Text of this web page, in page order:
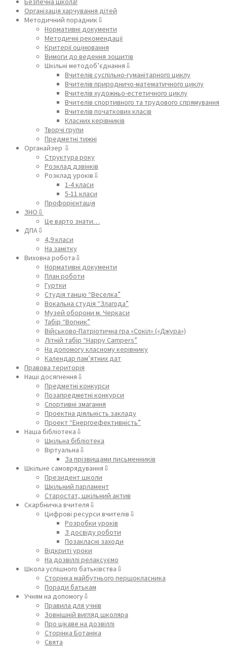
Організація харчування дітей
Методичний порадник⇩
Нормативні документи
Методичні рекомендації
Критерії оцінювання
Вимоги до ведення зошитів
Шкільні методоб’єднання⇩
Вчителів суспільно-гуманітарного циклу
Вчителів природничо-математичного циклу
Вчителів художньо-естетичного циклу
Вчителів спортивного та трудового спрямування
Вчителів початкових класів
Класних керівників
Творчі групи
Предметні тижні
Органайзер ⇩
Структура року
Розклад дзвінків
Розклад уроків⇩
1-4 класи
5-11 класи
Профорієнтація
ЗНО⇩
Це варто знати…
ДПА⇩
4,9 класи
На замітку
Виховна робота⇩
Нормативні документи
План роботи
Гуртки
Студія танцю “Веселка”
Вокальна студія “Злагода”
Музей оборони м. Черкаси
Табір “Вогник”
Військово-Патріотична гра «Сокіл» («Джура»)
Літній табір “Happy Campers”
На допомогу класному керівнику
Календар пам’ятних дат
Правова територія
Наші досягнення⇩
Предметні конкурси
Позапредметні конкурси
Спортивні змагання
Проектна діяльність закладу
Проект “Енергоефективність”
Наша бібліотека⇩
Шкільна бібліотека
Віртуальна⇩
За прізвищами письменників
Шкільне самоврядування⇩
Президент школи
Шкільний парламент
Старостат, шкільний актив
Скарбничка вчителя⇩
Цифрові ресурси вчителів⇩
Розробки уроків
З досвіду роботи
Позакласні заходи
Відкриті уроки
На дозвіллі релаксуємо
Школа успішного батьківства⇩
Сторінка майбутнього першокласника
Поради батькам
Учням на допомогу⇩
Правила для учнів
Зовнішній вигляд школяра
Про цікаве на дозвіллі
Сторінка Ботаніка
Свята